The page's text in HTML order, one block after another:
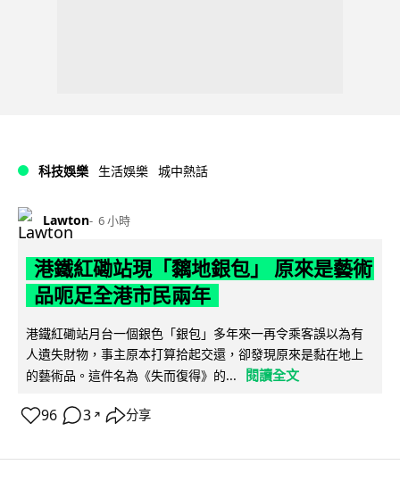
科技娛樂 生活娛樂 城中熱話
Lawton 6 小時
港鐵紅磡站現「黐地銀包」 原來是藝術
品呃足全港市民兩年
港鐵紅磡站月台一個銀色「銀包」多年來一再令乘客誤以為有
人遺失財物，事主原本打算拾起交還，卻發現原來是黏在地上
的藝術品。這件名為《失而復得》的...
閱讀全文
96 3 ↗ 分享